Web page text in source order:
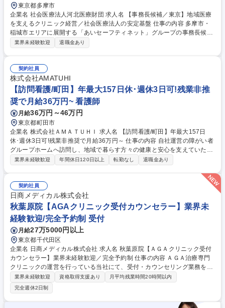
東京都多摩市
企業名 社会医療法人河北医療財団 求人名 【事務長候補／東京】地域医療
を支えるクリニック経営／社会医療法人の安定基盤 仕事の内容 多摩市・
稲城市エリアに展開する「あいセーフティネット」グループの事務長候補
として、下記いずれかのクリニック運営・経営管理全般をお任せします。
（施設・DX）・カネ（収支・予算）の管理を一手に担います。 医療の質
と経営効率の両立を目指し、地域医療の継続に貢献する重要なポジション
です。 募集職種 【事務長候補／東京】地域医療を支えるクリニック経営
／社会医療法人の安定基盤
業界未経験歓迎 退職金あり
契約社員
株式会社AMATUHI
【訪問看護/町田】年最大157日休･週休3日可!残業非推
奨で月給36万円~ 看護師
月給36万円～46万円
東京都町田市
企業名 株式会社ＡＭＡＴＵＨＩ 求人名 【訪問看護/町田】年最大157日
休･週休3日可!残業非推奨で月給36万円～ 仕事の内容 自社運営の障がい者
グループホームへ訪問し、地域で暮らす方々の健康と安心を支えていただ
きます。日曜＋週2日のお休みで、メリハリをつけて働きたい方におすす
ご自宅での療養･生活に関するアドバイス■主治医の指示に基づく医療処置
やリハビリのサポート■社内ツールを用いた訪問記録の作成やスタッフと
の情報共有■地域にお住まいの障がい者・高齢者の方への訪問看護 スタッ
フと密に連携できる自社施設への訪問がメインとなりますが、ごく一部居
宅訪問がございます。 募集職種 【訪問看護/町田】年最大157日休･週休3
日可!残業非推奨で月給36万円～
業界未経験歓迎 年間休日120日以上 転勤なし 退職金あり
契約社員
日商メディカル株式会社
秋葉原院【AGAクリニック受付カウンセラー】業界未
経験歓迎/完全予約制 受付
月給27万5000円以上
東京都千代田区
企業名 日商メディカル株式会社 求人名 秋葉原院【ＡＧＡクリニック受付
カウンセラー】業界未経験歓迎／完全予約制 仕事の内容 ＡＧＡ治療専門
クリニックの運営を行っている当社にて、受付・カウンセリング業務をお
任せいたします。患者様一人ひとりのお悩みに深く寄り添い、不安や疑問
を解消し最適な治療をご提案していくポジションです ■受付業務：来院患
者様のご案内、電話対応、予約・カルテ管理、処方、施術全般を丁寧にお
任せします。 ■カウンセリング業務：問診に基づく症状の聞き取り、マイ
業界未経験歓迎 資格取得支援あり
月平均残業時間20時間以内
完全週休2日制